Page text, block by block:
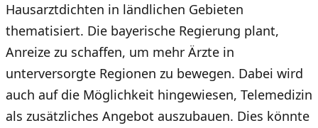
Hausarztdichten in ländlichen Gebieten
thematisiert. Die bayerische Regierung plant,
Anreize zu schaffen, um mehr Ärzte in
unterversorgte Regionen zu bewegen. Dabei wird
auch auf die Möglichkeit hingewiesen, Telemedizin
als zusätzliches Angebot auszubauen. Dies könnte